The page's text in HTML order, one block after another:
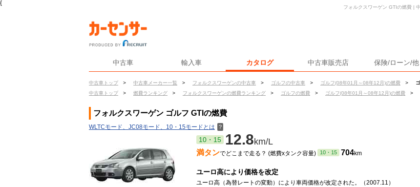
{
中古車 輸入車 カタログ 中古車販売店 保険/ローン/他
中古車トップ > 中古車メーカー一覧 > フォルクスワーゲンの中古車 > ゴルフの中古車 > ゴルフ(08年01月～08年12月)の燃費 >
中古車トップ
> 燃費ランキング > フォルクスワーゲンの燃費ランキング > ゴルフの燃費 > ゴルフ(08年01月～08年12月)の燃費 >
フォルクスワーゲン GTIの燃費 |
フォルクスワーゲン ゴルフ GTIの燃費
WLTCモード、JC08モード、10・15モードとは ？
10・15 12.8km/L
満タンでどこまで走る？ (燃費xタンク容量) 10・15 704km
ユーロ高により価格を改定
ユーロ高（為替レートの変動）により車両価格が改定された。（2007.11）